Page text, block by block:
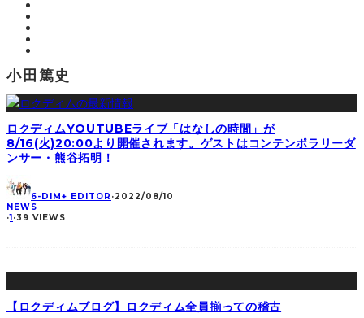
小田篤史
ロクディムYOUTUBEライブ「はなしの時間」が
8/16(火)20:00より開催されます。ゲストはコンテンポラリーダ
ンサー・熊谷拓明！
6-DIM+ EDITOR ·2022/08/10
NEWS
·1·39 VIEWS
【ロクディムブログ】ロクディム全員揃っての稽古